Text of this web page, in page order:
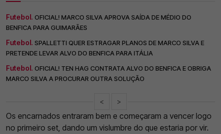
Futebol. OFICIAL! MARCO SILVA APROVA SAÍDA DE MÉDIO DO
BENFICA PARA GUIMARÃES
Futebol. SPALLETTI QUER ESTRAGAR PLANOS DE MARCO SILVA E
PRETENDE LEVAR ALVO DO BENFICA PARA ITÁLIA
Futebol. OFICIAL! TEN HAG CONTRATA ALVO DO BENFICA E OBRIGA
MARCO SILVA A PROCURAR OUTRA SOLUÇÃO
< >
Os encarnados entraram bem e começaram a vencer logo
no primeiro set, dando um vislumbre do que estaria por vir.